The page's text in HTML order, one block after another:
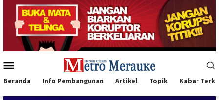
Loncat
konten
Mobile
Beranda Info Pembangunan Artikel Topik Kabar